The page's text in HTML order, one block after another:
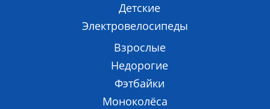
Детские
Электровелосипеды
Взрослые
Недорогие
Фэтбайки
Моноколёса